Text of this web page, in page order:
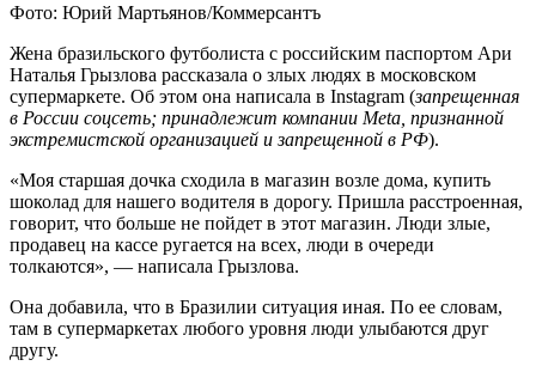
Фото: Юрий Мартьянов/Коммерсантъ
Жена бразильского футболиста с российским паспортом Ари
Наталья Грызлова рассказала о злых людях в московском
супермаркете. Об этом она написала в Instagram (запрещенная
в России соцсеть; принадлежит компании Meta, признанной
экстремистской организацией и запрещенной в РФ).
«Моя старшая дочка сходила в магазин возле дома, купить
шоколад для нашего водителя в дорогу. Пришла расстроенная,
говорит, что больше не пойдет в этот магазин. Люди злые,
продавец на кассе ругается на всех, люди в очереди
толкаются», — написала Грызлова.
Она добавила, что в Бразилии ситуация иная. По ее словам,
там в супермаркетах любого уровня люди улыбаются друг
другу.